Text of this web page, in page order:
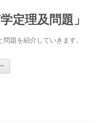
定理及問題」
題を紹介していきます。